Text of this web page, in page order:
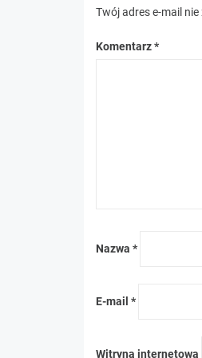
Twój adres e-mail
Komentarz*
Nazwa *
E-mail *
Witryna internetowa